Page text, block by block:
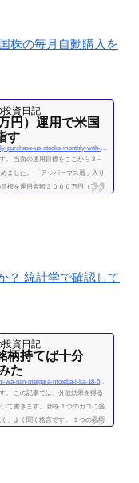
株の毎月自動購入を
資日記
円）運用で米国
す
。 当面の運用目標をここから３～
ました。 「アッパーマス層」入り
標を運用金額３０００万円（アッ
？ 統計学で確認して
資日記
柄持てば十分
た
。 この記事では、分散効果を得る
て書きます。 卵を１つのカゴに盛
、よく聞く格言です。 １つの銘柄